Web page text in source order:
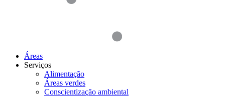
Áreas
Serviços
Alimentação
Áreas verdes
Conscientização ambiental